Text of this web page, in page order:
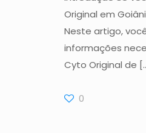
Original em
Neste artigo,
informações
Cyto Original de
0